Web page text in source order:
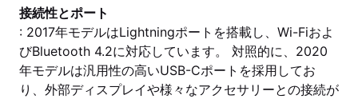
接続性とポート
: 2017年モデルはLightningポートを搭載し、Wi-Fiおよ
びBluetooth 4.2に対応しています。 対照的に、2020
年モデルは汎用性の高いUSB-Cポートを採用してお
り、外部ディスプレイや様々なアクセサリーとの接続が